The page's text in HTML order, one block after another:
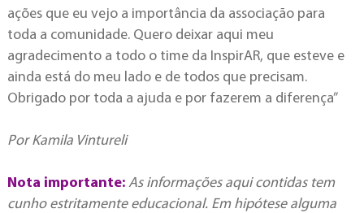
ações que eu vejo a importância da associação para
toda a comunidade. Quero deixar aqui meu
agradecimento a todo o time da InspirAR, que esteve e
ainda está do meu lado e de todos que precisam.
Obrigado por toda a ajuda e por fazerem a diferença”
Por Kamila Vintureli
Nota importante: As informações aqui contidas tem
cunho estritamente educacional. Em hipótese alguma